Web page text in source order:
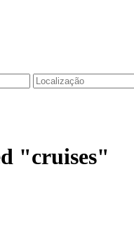
"cruises"